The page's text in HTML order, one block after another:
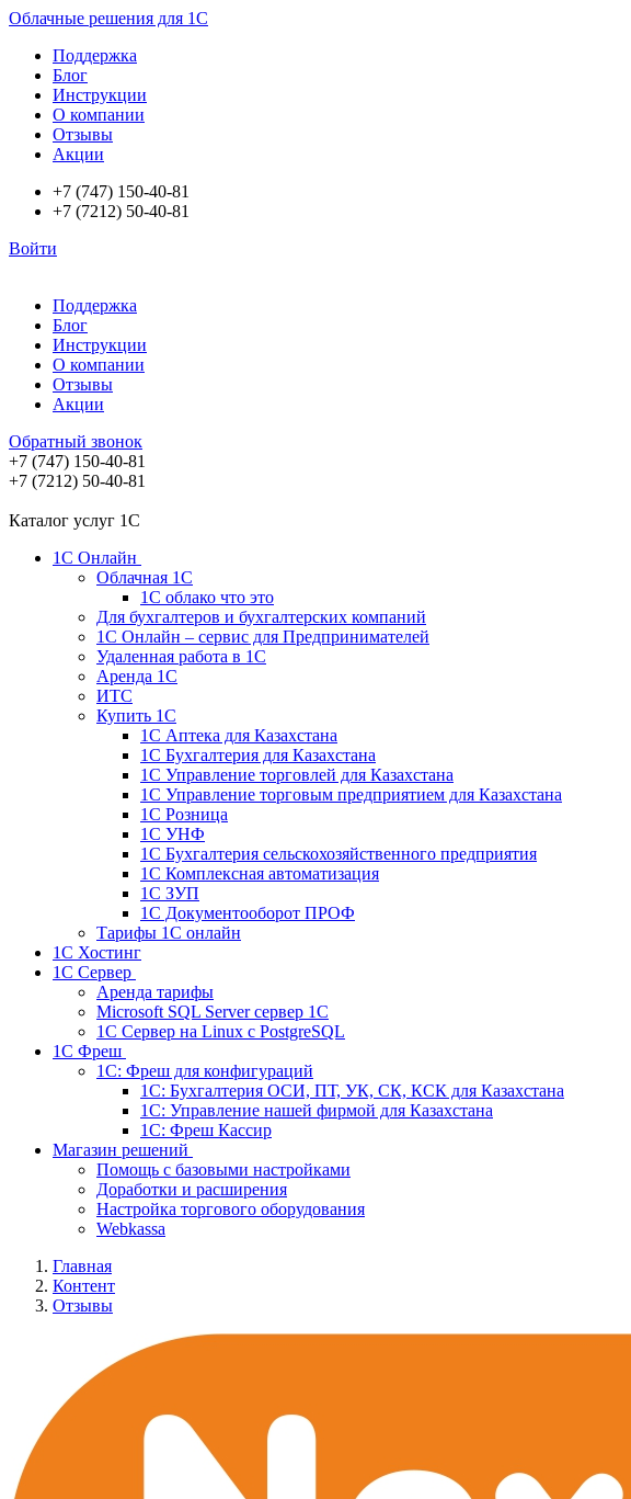
Облачные решения для 1С
Поддержка
Блог
Инструкции
О компании
Отзывы
Акции
+7 (747) 150-40-81
+7 (7212) 50-40-81
Войти
Поддержка
Блог
Инструкции
О компании
Отзывы
Акции
Обратный звонок
+7 (747) 150-40-81
+7 (7212) 50-40-81
Каталог услуг 1С
1С Онлайн
Облачная 1С
1C облако что это
Для бухгалтеров и бухгалтерских компаний
1C Онлайн – сервис для Предпринимателей
Удаленная работа в 1С
Аренда 1С
ИТС
Купить 1С
1С Аптека для Казахстана
1С Бухгалтерия для Казахстана
1С Управление торговлей для Казахстана
1С Управление торговым предприятием для Казахстана
1С Розница
1С УНФ
1С Бухгалтерия сельскохозяйственного предприятия
1С Комплексная автоматизация
1С ЗУП
1С Документооборот ПРОФ
Тарифы 1С онлайн
1С Хостинг
1С Сервер
Аренда тарифы
Microsoft SQL Server сервер 1С
1С Сервер на Linux c PostgreSQL
1С Фреш
1С: Фреш для конфигураций
1С: Бухгалтерия ОСИ, ПТ, УК, СК, КСК для Казахстана
1С: Управление нашей фирмой для Казахстана
1С: Фреш Кассир
Магазин решений
Помощь с базовыми настройками
Доработки и расширения
Настройка торгового оборудования
Webkassa
Главная
Контент
Отзывы